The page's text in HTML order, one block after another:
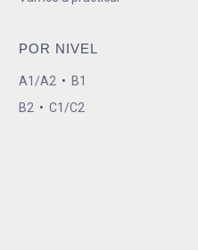
POR NIVEL
A1/A2 • B1
B2 • C1/C2